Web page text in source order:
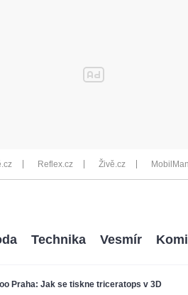
Reflex.cz Živě.cz
Praha: Jak se tiskne triceratops v 3D
Technika Vesmír